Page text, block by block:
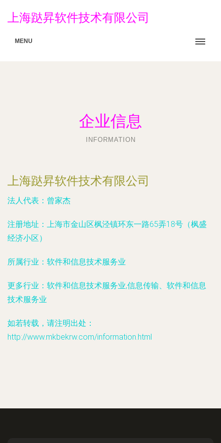
上海跶昇软件技术有限公司
MENU
企业信息
INFORMATION
上海跶昇软件技术有限公司
法人代表： 曾家杰
注册地址： 上海市金山区枫泾镇环东一路65弄18号（枫盛
经济小区）
所属行业： 软件和信息技术服务业
更多行业： 软件和信息技术服务业,信息传输、软件和信息
技术服务业
如若转载，请注明出处：
http://www.mkbekrw.com/information.html